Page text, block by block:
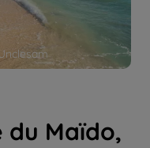
du Maïdo,